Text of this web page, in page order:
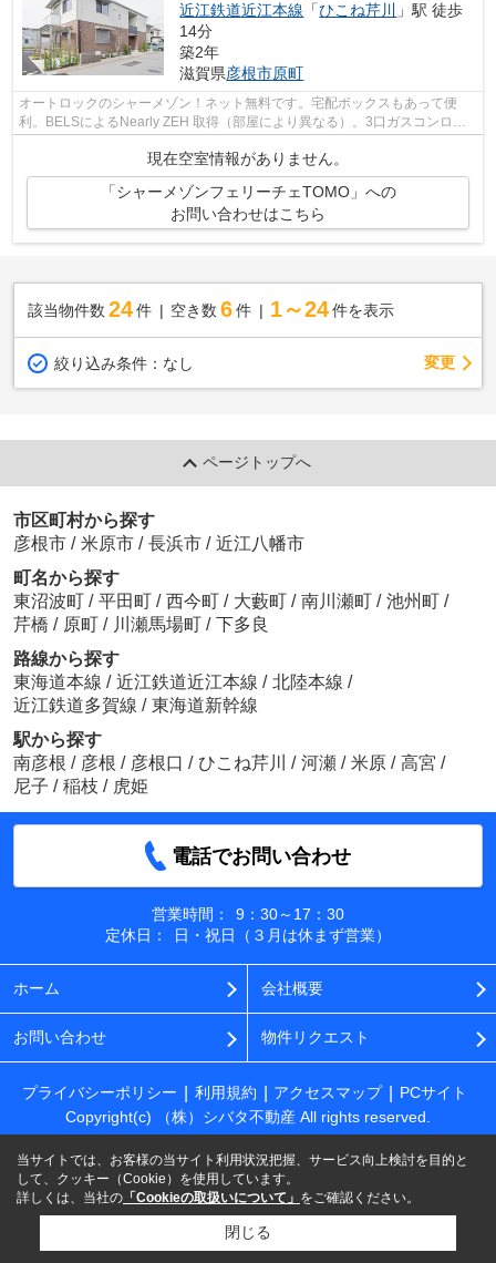
近江鉄道近江本線 「ひこね芹川
」駅 徒歩
14分
築2年
滋賀県彦根市原町
オートロックのシャーメゾン！ネット無料です。宅配ボックスもあって便
利。BELSによるNearly ZEH 取得（部屋により異なる）。3口ガスコンロの
現在空室情報がありません。
「シャーメゾンフェリーチェTOMO」への
お問い合わせはこちら
該当物件数 24件 空き数 6 件 1～24 件を表示
絞り込み条件： なし 変更
ページトップへ
市区町村から探す
彦根市 / 米原市 / 長浜市 / 近江八幡市
町名から探す
東沼波町 / 平田町 / 西今町 / 大藪町 / 南川瀬町 / 池州町 /
芹橋 / 原町 / 川瀬馬場町 /
下多良
路線から探す
東海道本線 / 近江鉄道近江本線 / 北陸本線 /
近江鉄道多賀線 / 東海道新幹線
駅から探す
南彦根 / 彦根 / 彦根口 / ひこね芹川 / 河瀬 / 米原 / 高宮 /
尼子 / 稲枝 / 虎姫
電話でお問い合わせ
営業時間：
9：30～17：30
定休日：
日・祝日（３月は休まず営業）
ホーム 会社概要
お問い合わせ 物件リクエスト
プライバシーポリシー 利用規約 アクセスマップ
PCサイト
Copyright(c) （株）シバタ不動産 All rights reserved.
当サイトでは、お客様の当サイト利用状況把握、サービス向上検討を目的と
して、クッキー（Cookie）を使用しています。
詳しくは、当社の 「Cookieの取扱いについて」 をご確認ください。
閉じる